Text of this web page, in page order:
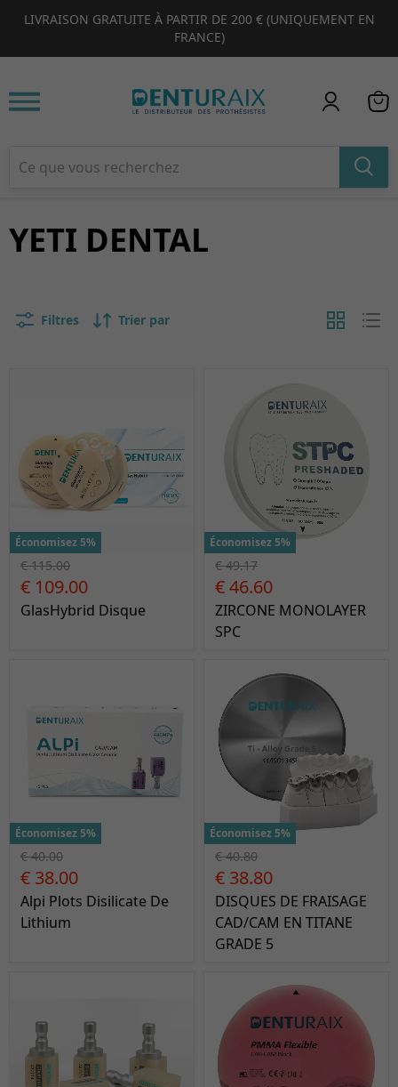
LIVRAISON GRATUITE À PARTIR DE 200 € (UNIQUEMENT EN
FRANCE)
1 2 3 4
YETI DENTAL
Filtres Trier par
Économisez 5%
€ 115.00
€ 109.00
GlasHybrid Disque
Économisez 5%
€ 49.17
€ 46.60
ZIRCONE MONOLAYER
SPC
Économisez 5%
€ 40.00
€ 38.00
Alpi Plots Disilicate De
Lithium
Économisez 5%
€ 40.80
€ 38.80
DISQUES DE FRAISAGE
CAD/CAM EN TITANE
GRADE 5